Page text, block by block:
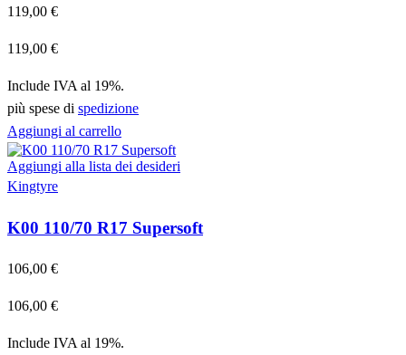
119,00 €
119,00 €
Include IVA al 19%.
più spese di spedizione
Aggiungi al carrello
Aggiungi alla lista dei desideri
Kingtyre
K00 110/70 R17 Supersoft
106,00 €
106,00 €
Include IVA al 19%.